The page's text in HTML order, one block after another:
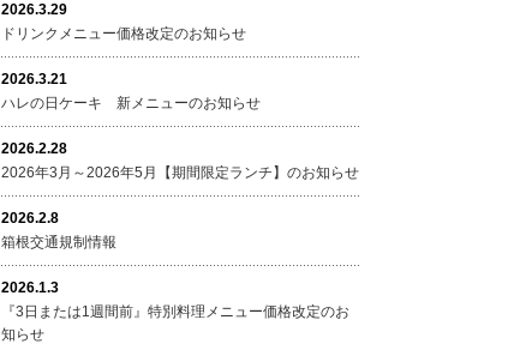
2026.3.29
ドリンクメニュー価格改定のお知らせ
2026.3.21
ハレの日ケーキ 新メニューのお知らせ
2026.2.28
2026年3月～2026年5月【期間限定ランチ】のお知らせ
2026.2.8
箱根交通規制情報
2026.1.3
『3日または1週間前』特別料理メニュー価格改定のお
知らせ